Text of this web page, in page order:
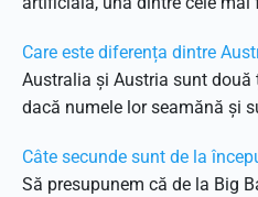
Care este diferența dintre
Australia și Austria sunt
dacă numele lor seamănă și
Câte secunde sunt de la
Să presupunem că de la Big